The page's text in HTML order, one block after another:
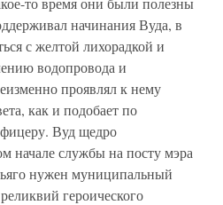
начинания Вуда, в
с желтой лихорадкой и
водопровода и
проявлял к нему
как и подобает по
Вуд щедро
начале службы на посту мэра
нужен муниципальный
героического